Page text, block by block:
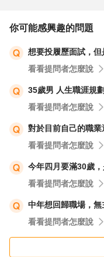
你可以接受嗎? 當然
畢竟你的規劃就是要
買單，會是生存關鍵
答案真的沒有對錯，
你可能感興趣的問題
想要投履歷面試，
看看提問者怎麼說
35歲男 人生職涯規
看看提問者怎麼說
對於目前自己的職業
看看提問者怎麼說
今年四月要滿30歲
看看提問者怎麼說
中年想回歸職場，
看看提問者怎麼說